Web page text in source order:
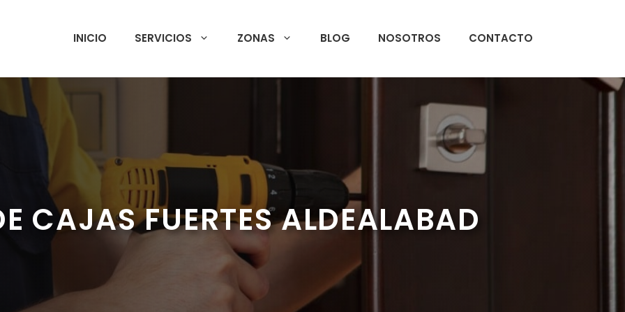
INICIO SERVICIOS ZONAS BLOG NOSOTROS CONTACTO
CAJAS FUERTES ALDEALABAD